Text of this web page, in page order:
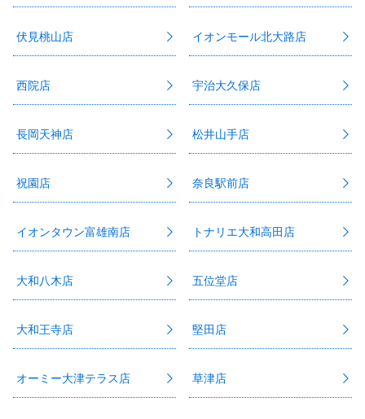
伏見桃山店 イオンモール北大路店
西院店 宇治大久保店
長岡天神店 松井山手店
祝園店 奈良駅前店
イオンタウン富雄南店 トナリエ大和高田店
大和八木店 五位堂店
大和王寺店 堅田店
オーミー大津テラス店 草津店